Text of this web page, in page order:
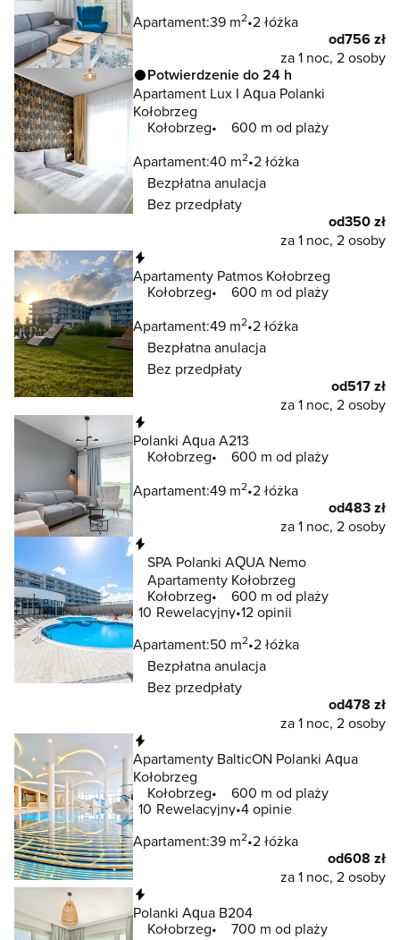
Apartament:39 m2 2 łóżka
od756 zł
za 1 noc, 2 osoby
Potwierdzenie do 24 h
Apartament Lux I Aqua Polanki
Kołobrzeg
Kołobrzeg
600 m od plaży
Apartament:40 m2 2 łóżka
Bezpłatna anulacja
Bez przedpłaty
od350 zł
za 1 noc, 2 osoby
Apartamenty Patmos Kołobrzeg
Kołobrzeg
600 m od plaży
Apartament:49 m2 2 łóżka
Bezpłatna anulacja
Bez przedpłaty
od517 zł
za 1 noc, 2 osoby
Polanki Aqua A213
Kołobrzeg
600 m od plaży
Apartament:49 m2 2 łóżka
od483 zł
za 1 noc, 2 osoby
SPA Polanki AQUA Nemo
Apartamenty Kołobrzeg
Kołobrzeg
600 m od plaży
10 Rewelacyjny 12 opinii
Apartament:50 m2 2 łóżka
Bezpłatna anulacja
Bez przedpłaty
od478 zł
za 1 noc, 2 osoby
Apartamenty BalticON Polanki Aqua
Kołobrzeg
Kołobrzeg
600 m od plaży
10 Rewelacyjny 4 opinie
Apartament:39 m2 2 łóżka
od608 zł
za 1 noc, 2 osoby
Polanki Aqua B204
Kołobrzeg
700 m od plaży